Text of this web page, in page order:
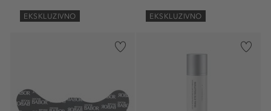
EKSKLUZIVNO EKSKLUZIVNO